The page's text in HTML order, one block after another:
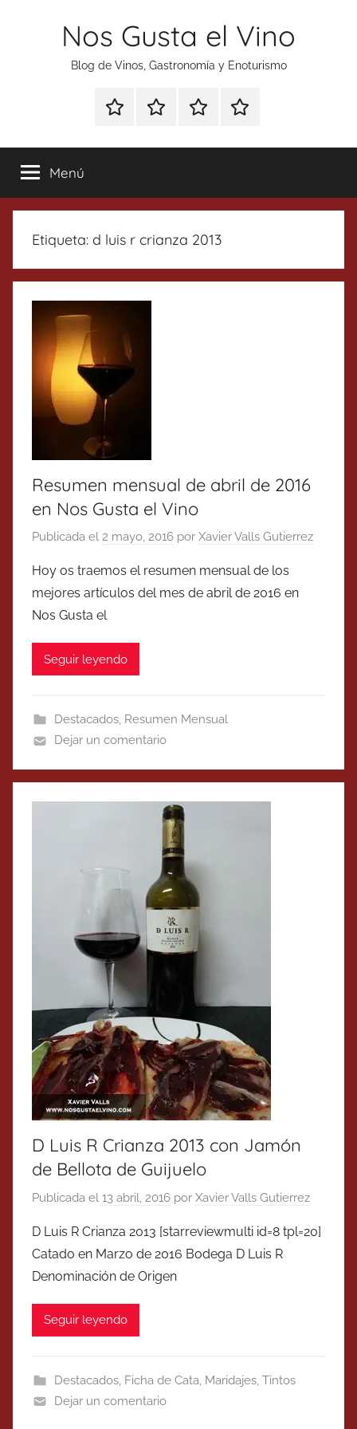
Nos Gusta el Vino
Blog de Vinos, Gastronomía y Enoturismo
Especial
Tonics
Enoturismo
Gastronomía
RankingContacto
Menú
Etiqueta: d luis r crianza 2013
Resumen mensual de abril de 2016
en Nos Gusta el Vino
Publicada el 2 mayo, 2016 por Xavier Valls Gutierrez
Hoy os traemos el resumen mensual de los
mejores artículos del mes de abril de 2016 en
Nos Gusta el
Seguir leyendo
Destacados, Resumen Mensual
Dejar un comentario
D Luis R Crianza 2013 con Jamón
de Bellota de Guijuelo
Publicada el 13 abril, 2016 por Xavier Valls Gutierrez
D Luis R Crianza 2013 [starreviewmulti id=8 tpl=20]
Catado en Marzo de 2016 Bodega D Luis R
Denominación de Origen
Seguir leyendo
Destacados, Ficha de Cata, Maridajes, Tintos
Dejar un comentario